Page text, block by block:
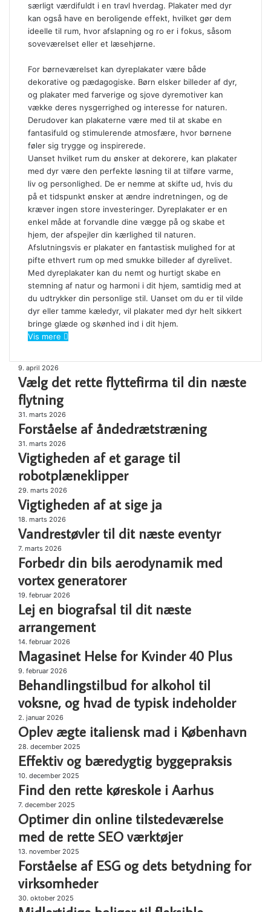
særligt værdifuldt i en travl hverdag. Plakater med dyr
kan også have en beroligende effekt, hvilket gør dem
ideelle til rum, hvor afslapning og ro er i fokus, såsom
soveværelset eller et læsehjørne.
For børneværelset kan dyreplakater være både
dekorative og pædagogiske. Børn elsker billeder af dyr,
og plakater med farverige og sjove dyremotiver kan
vække deres nysgerrighed og interesse for naturen.
Derudover kan plakaterne være med til at skabe en
fantasifuld og stimulerende atmosfære, hvor børnene
føler sig trygge og inspirerede.
Uanset hvilket rum du ønsker at dekorere, kan plakater
med dyr være den perfekte løsning til at tilføre varme,
liv og personlighed. De er nemme at skifte ud, hvis du
på et tidspunkt ønsker at ændre indretningen, og de
kræver ingen store investeringer. Dyreplakater er en
enkel måde at forvandle dine vægge på og skabe et
hjem, der afspejler din kærlighed til naturen.
Afslutningsvis er plakater en fantastisk mulighed for at
pifte ethvert rum op med smukke billeder af dyrelivet.
Med dyreplakater kan du nemt og hurtigt skabe en
stemning af natur og harmoni i dit hjem, samtidig med at
du udtrykker din personlige stil. Uanset om du er til vilde
dyr eller tamme kæledyr, vil plakater med dyr helt sikkert
bringe glæde og skønhed ind i dit hjem.
Vis mere
Vælg
det
rette
flyttefirma
til
din
næste
flytning
9. april 2026
Vælg det rette flyttefirma til din næste
flytning
Forståelse
af
åndedrætstræning
31. marts 2026
Forståelse af åndedrætstræning
Vigtigheden
af
garage
til
robotplæneklipper
31. marts 2026
Vigtigheden af et garage til
robotplæneklipper
Vigtigheden
af
at
sige
ja
29. marts 2026
Vigtigheden af at sige ja
Vandrestøvler
til
dit
næste
eventyr
18. marts 2026
Vandrestøvler til dit næste eventyr
Forbedr
din
aerodynamik
med
vortex
generatorer
7. marts 2026
Forbedr din bils aerodynamik med
vortex generatorer
Lej
en
til
dit
næste
arrangement
19. februar 2026
Lej en biografsal til dit næste
arrangement
Magasinet
Helse
for
Kvinder
40
Plus
14. februar 2026
Magasinet Helse for Kvinder 40 Plus
Behandlingstilbud
for
alkohol
til
voksne,
og
hvad
de
typisk
indeholder
9. februar 2026
Behandlingstilbud for alkohol til
voksne, og hvad de typisk indeholder
Oplev
ægte
italiensk
mad
2. januar 2026
Oplev ægte italiensk mad i København
Effektiv
og
bæredygtig
byggepraksis
28. december 2025
Effektiv og bæredygtig byggepraksis
Find
den
rette
køreskole
Aarhus
10. december 2025
Find den rette køreskole i Aarhus
Optimer
din
tilstedeværelse
med
de
rette
SEO
værktøjer
7. december 2025
Optimer din online tilstedeværelse
med de rette SEO værktøjer
Forståelse
af
ESG
og
dets
13. november 2025
Forståelse af ESG og dets betydning for
virksomheder
Midlertidige
30. oktober 2025